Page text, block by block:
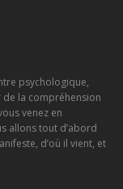
psychologique,
de la compréhension
venez en
allons tout d’abord
d’où il vient, et